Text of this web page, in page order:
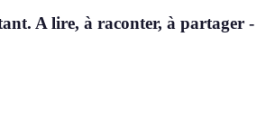
A lire, à raconter, à partager -